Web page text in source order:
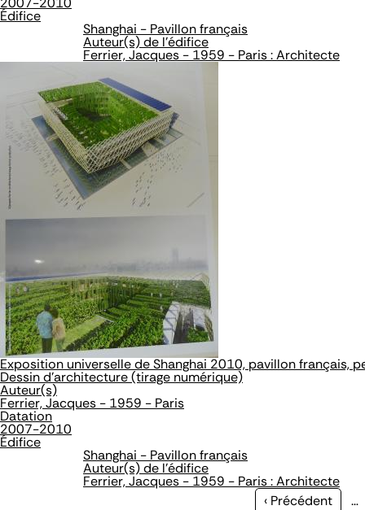
Édifice
Shanghai - Pavillon français
Auteur(s) de l'édifice
Ferrier, Jacques - 1959 - Paris : Architecte
Exposition universelle de Shanghai 2010, pavillon français,
Dessin d'architecture (tirage numérique)
Auteur(s)
Ferrier, Jacques - 1959 - Paris
Datation
2007-2010
Édifice
Shanghai - Pavillon français
Auteur(s) de l'édifice
Ferrier, Jacques - 1959 - Paris : Architecte
Page
‹ Précédent …